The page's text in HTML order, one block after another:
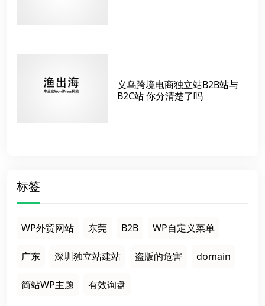
义乌跨境电商独立站B2B站与
B2C站 你分清楚了吗
标签
WP外贸网站 东莞 B2B WP自定义菜单
广东 深圳独立站建站 盗版的危害 domain
简站WP主题 有效询盘